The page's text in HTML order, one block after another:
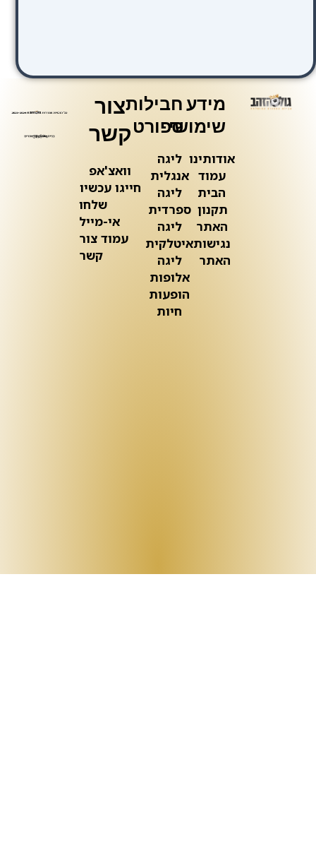
מידע
שימושי
אודותינו
עמוד
הבית
תקנון
האתר
נגישות
האתר
חבילות
ספורט
ליגה
אנגלית
ליגה
ספרדית
ליגה
איטלקית
ליגה
אלופות
הופעות
חיות
צור
קשר
וואצ'אפ
חייגו עכשיו
שלחו
אי-מייל
עמוד צור
קשר